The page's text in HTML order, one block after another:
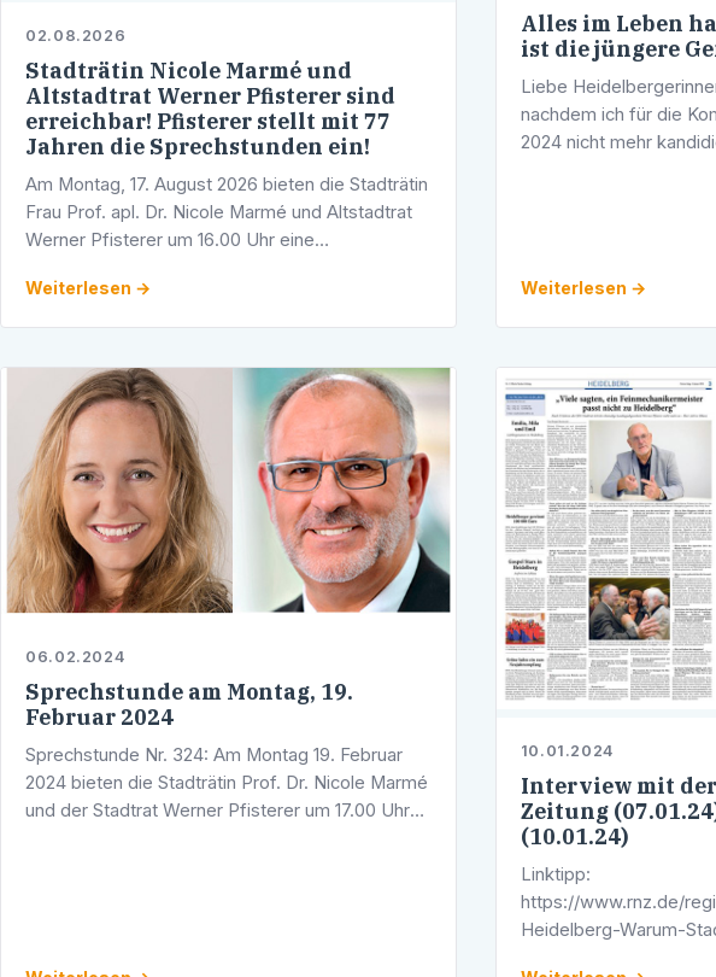
02.08.2026
Stadträtin Nicole Marmé und
Altstadtrat Werner Pfisterer sind
erreichbar! Pfisterer stellt mit 77
Jahren die Sprechstunden ein!
Am Montag, 17. August 2026 bieten die Stadträtin
Frau Prof. apl. Dr. Nicole Marmé und Altstadtrat
Werner Pfisterer um 16.00 Uhr eine
mit Ihren Fragen, Anliegen und …
Weiterlesen →
Alles im Leben
ist die jüngere
Liebe
nachdem ich für die
2024 nicht mehr
Weiterlesen →
06.02.2024
Sprechstunde am Montag, 19.
Februar 2024
Sprechstunde Nr. 324: Am Montag 19. Februar
2024 bieten die Stadträtin Prof. Dr. Nicole Marmé
und der Stadtrat Werner Pfisterer um 17.00 Uhr
10.01.2024
Interview mit
Zeitung
(10.01.24)
Linktipp:
https://www.rnz.de/
Heidelberg-Warum-